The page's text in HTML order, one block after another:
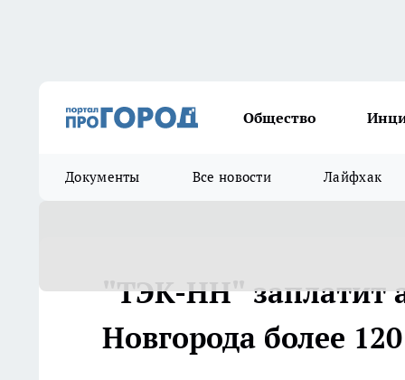
Общество
Документы Все новости Лайфхак
"ТЭК-НН" заплатит
Новгорода более